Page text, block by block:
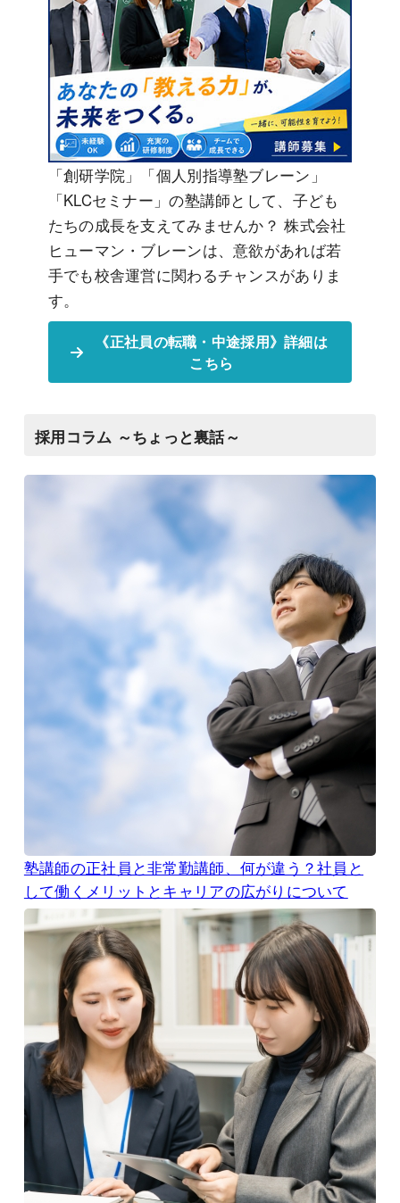
「創研学院」「個人別指導塾ブレーン」
「KLCセミナー」の塾講師として、子ども
たちの成長を支えてみませんか？ 株式会社
ヒューマン・ブレーンは、意欲があれば若
手でも校舎運営に関わるチャンスがありま
す。
《正社員の転職・中途採用》詳細は
こちら
採用コラム ～ちょっと裏話～
塾講師の正社員と非常勤講師、何が違う？社員と
して働くメリットとキャリアの広がりについて